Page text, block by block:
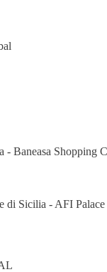
- Baneasa Shopping
di Sicilia - AFI Palace